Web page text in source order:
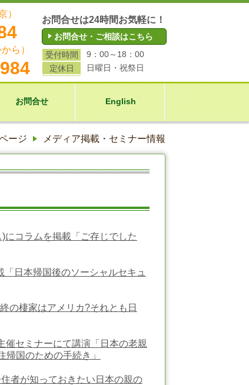
）
ら）
お問合せは24時間お気軽に！
お問合せ・ご相談はこちら
受付時間
9：00～18：00
定休日
日曜日・祝祭日
お問合せ English
ージ メディア掲載・セミナー情報
コラムを掲載「ご存じでした
日本帰国後のソーシャルセキュ
の棲家はアメリカ?それとも⽇
催セミナーにて講演「日本の老親
帰国のための手続き」
者が知っておきたい日本の親の